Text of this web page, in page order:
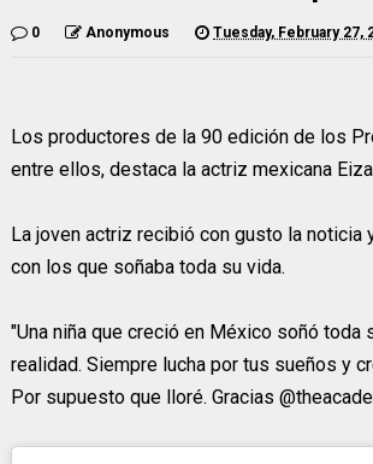
0 Anonymous Tuesday, February 27,
Los productores de la 90 edición de los
entre ellos, destaca la actriz mexicana
La joven actriz recibió con gusto la
con los que soñaba toda su vida.
"Una niña que creció en México soñó
realidad. Siempre lucha por tus sueños y
Por supuesto que lloré. Gracias